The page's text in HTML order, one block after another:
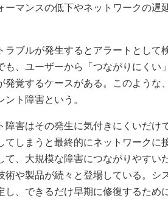
ーマンスの低下やネットワークの遅
ラブルが発生するとアラートとして
も、ユーザーから「つながりにく
発覚するケースがある。このような
ント障害という。
障害はその発生に気付きにくいだけ
てしまうと最終的にネットワーク
て、大規模な障害につながりやす
術や製品が続々と登場している。
し、できるだけ早期に修復するため